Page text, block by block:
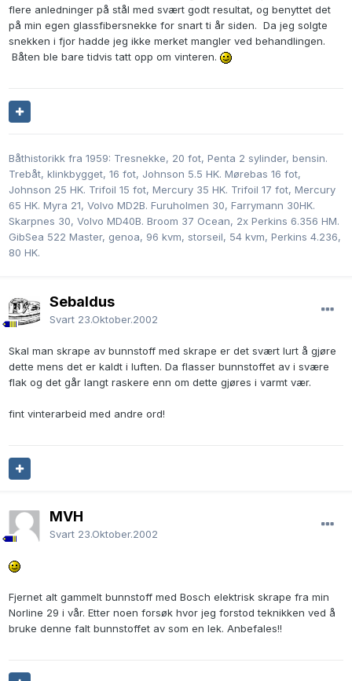
flere anledninger på stål med svært godt resultat, og benyttet det
på min egen glassfibersnekke for snart ti år siden. Da jeg solgte
snekken i fjor hadde jeg ikke merket mangler ved behandlingen.
Båten ble bare tidvis tatt opp om vinteren.
Båthistorikk fra 1959: Tresnekke, 20 fot, Penta 2 sylinder, bensin.
Trebåt, klinkbygget, 16 fot, Johnson 5.5 HK. Mørebas 16 fot,
Johnson 25 HK. Trifoil 15 fot, Mercury 35 HK. Trifoil 17 fot, Mercury
65 HK. Myra 21, Volvo MD2B. Furuholmen 30, Farrymann 30HK.
Skarpnes 30, Volvo MD40B. Broom 37 Ocean, 2x Perkins 6.356 HM.
GibSea 522 Master, genoa, 96 kvm, storseil, 54 kvm, Perkins 4.236,
80 HK.
Sebaldus
Svart 23.Oktober.2002
Skal man skrape av bunnstoff med skrape er det svært lurt å gjøre
dette mens det er kaldt i luften. Da flasser bunnstoffet av i svære
flak og det går langt raskere enn om dette gjøres i varmt vær.
fint vinterarbeid med andre ord!
MVH
Svart 23.Oktober.2002
Fjernet alt gammelt bunnstoff med Bosch elektrisk skrape fra min
Norline 29 i vår. Etter noen forsøk hvor jeg forstod teknikken ved å
bruke denne falt bunnstoffet av som en lek. Anbefales!!